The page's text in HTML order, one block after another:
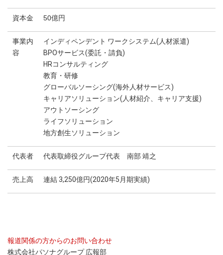
資本金 50億円
事業内
容
インディペンデント ワークシステム(人材派遣)
BPOサービス(委託・請負)
HRコンサルティング
教育・研修
グローバルソーシング(海外人材サービス)
キャリアソリューション(人材紹介、キャリア支援)
アウトソーシング
ライフソリューション
地方創生ソリューション
代表者 代表取締役グループ代表 南部 靖之
売上高 連結 3,250億円(2020年5月期実績)
報道関係の方からのお問い合わせ
株式会社パソナグループ 広報部